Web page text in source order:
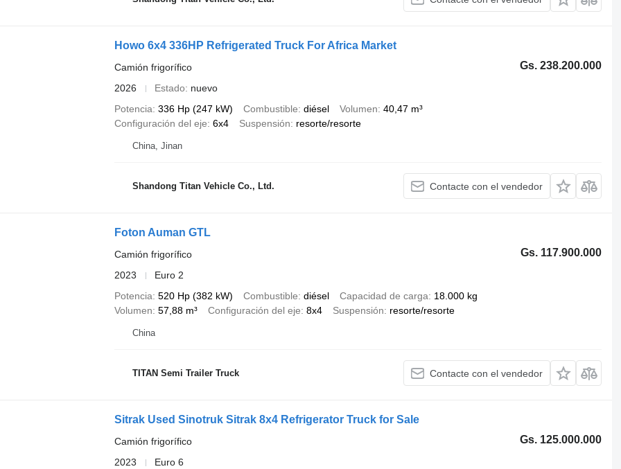
Howo 6x4 336HP Refrigerated Truck For Africa Market
Gs. 238.200.000
Camión frigorífico
2026
Estado
nuevo
Potencia 336 Hp (247 kW) Combustible diésel Volumen 40,47 m³
Configuración del eje 6x4 Suspensión resorte/resorte
China, Jinan
Shandong Titan Vehicle Co., Ltd. Contacte con el vendedor
Foton Auman GTL
Gs. 117.900.000
Camión frigorífico
2023
Euro 2
Potencia 520 Hp (382 kW) Combustible diésel Capacidad de carga 18.000 kg
Volumen 57,88 m³ Configuración del eje 8x4 Suspensión resorte/resorte
China
TITAN Semi Trailer Truck Contacte con el vendedor
Sitrak Used Sinotruk Sitrak 8x4 Refrigerator Truck for Sale
Gs. 125.000.000
Camión frigorífico
2023
Euro 6